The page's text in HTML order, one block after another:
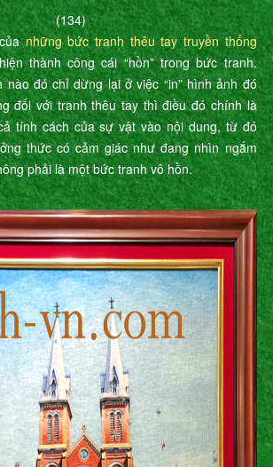
(134)
những bức tranh thêu tay truyền thống
thành công cái “hồn” trong bức tranh.
nào đó chỉ dừng lại ở việc “in” hình ảnh đó
đối với tranh thêu tay thì điều đó chính là
tính cách của sự vật vào nội dung, từ đó
thức có cảm giác như đang nhìn ngắm
phải là một bức tranh vô hồn.